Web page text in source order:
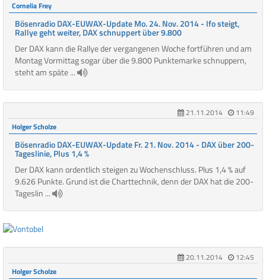
Cornelia Frey
Bösenradio DAX-EUWAX-Update Mo. 24. Nov. 2014 - Ifo steigt,
Rallye geht weiter, DAX schnuppert über 9.800
Der DAX kann die Rallye der vergangenen Woche fortführen und am
Montag Vormittag sogar über die 9.800 Punktemarke schnuppern,
steht am späte ...
21.11.2014
11:49
Holger Scholze
Bösenradio DAX-EUWAX-Update Fr. 21. Nov. 2014 - DAX über 200-
Tageslinie, Plus 1,4 %
Der DAX kann ordentlich steigen zu Wochenschluss. Plus 1,4 % auf
9.626 Punkte. Grund ist die Charttechnik, denn der DAX hat die 200-
Tageslin ...
20.11.2014
12:45
Holger Scholze